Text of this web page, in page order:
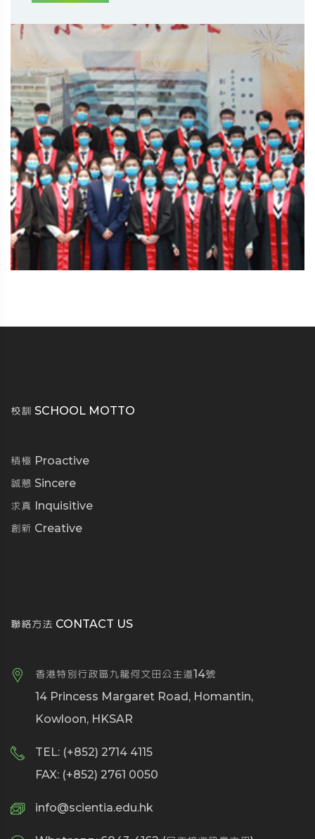
校訓 SCHOOL MOTTO
積極 Proactive
誠懇 Sincere
求真 Inquisitive
創新 Creative
聯絡方法 CONTACT US
香港特別行政區九龍何文田公主道14號
14 Princess Margaret Road, Homantin,
Kowloon, HKSAR
TEL: (+852) 2714 4115
FAX: (+852) 2761 0050
info@scientia.edu.hk